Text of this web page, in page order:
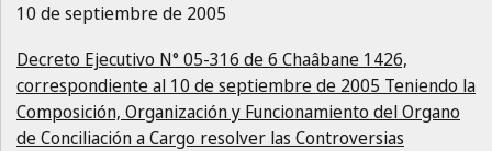
10 de septiembre de 2005
Decreto Ejecutivo N° 05-316 de 6 Chaâbane 1426,
correspondiente al 10 de septiembre de 2005 Teniendo la
Composición, Organización y Funcionamiento del Organo
de Conciliación a Cargo resolver las Controversias